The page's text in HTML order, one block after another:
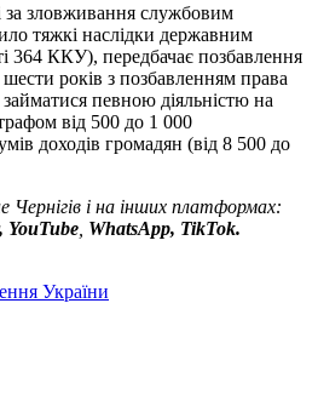
за зловживання службовим
тяжкі наслідки державним
364 ККУ), передбачає позбавлення
шести років з позбавленням права
певною діяльністю на
від 500 до 1 000
доходів громадян (від 8 500 до
Чернігів і на інших платформах:
YouTube WhatsApp, TikTok.
України